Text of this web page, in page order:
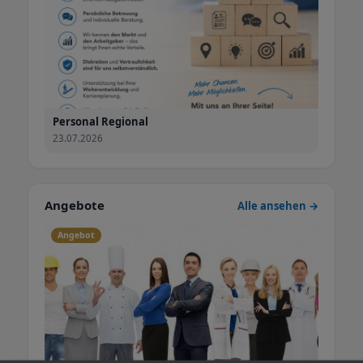
Personaldienstleister, sondern ein Dienstleister mit
Persönlichkeit.
Personal Regional
23.07.2026
Angebote Alle ansehen →
Angebot